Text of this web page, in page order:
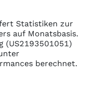
Statistiken zur
auf Monatsbasis.
(US2193501051)
berechnet.